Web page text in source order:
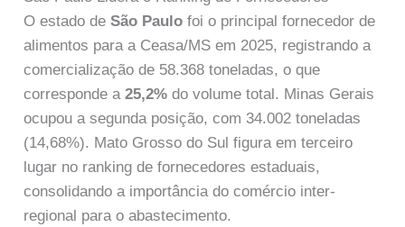
O estado deSão Paulo foi o principal fornecedor de
alimentos para a Ceasa/MS em 2025, registrando a
comercialização de 58.368 toneladas, o que
corresponde a25,2% do volume total. Minas Gerais
ocupou a segunda posição, com 34.002 toneladas
(14,68%). Mato Grosso do Sul figura em terceiro
lugar no ranking de fornecedores estaduais,
consolidando a importância do comércio inter-
regional para o abastecimento.